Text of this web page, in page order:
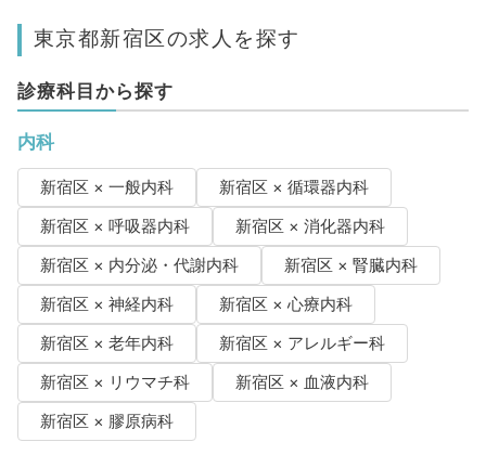
東京都新宿区の求人を探す
診療科目から探す
内科
新宿区 × 一般内科
新宿区 × 循環器内科
新宿区 × 呼吸器内科
新宿区 × 消化器内科
新宿区 × 内分泌・代謝内科
新宿区 × 腎臓内科
新宿区 × 神経内科
新宿区 × 心療内科
新宿区 × 老年内科
新宿区 × アレルギー科
新宿区 × リウマチ科
新宿区 × 血液内科
新宿区 × 膠原病科